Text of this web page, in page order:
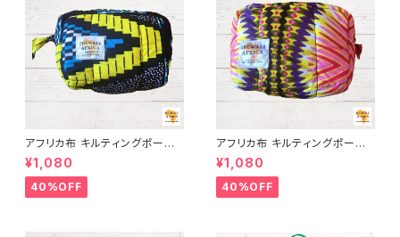
アフリカ布 キルティングポーチ
アフリカンプリント パーニュ カ
ンガ キテンゲ トートバッグ エコ
バッグ ギニア フェアトレード IN
UWALIAFRICA
¥1,080
40%OFF
アフリカ布 キルティングポーチ
アフリカンプリント パーニュ カ
ンガ キテンゲ トートバッグ エコ
バッグ ギニア フェアトレード IN
UWALIAFRICA
¥1,080
40%OFF